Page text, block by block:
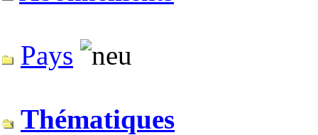
Pays
Thématiques